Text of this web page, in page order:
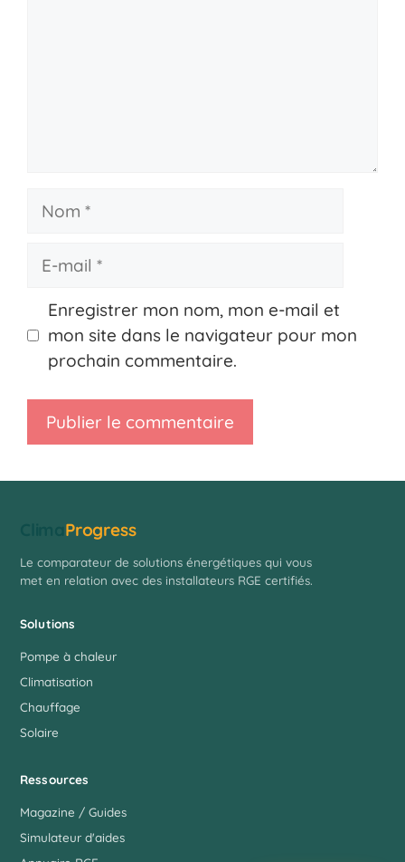
Nom
Enregistrer mon nom, mon e-mail et
mon site dans le navigateur pour mon
prochain commentaire.
Progress
Le comparateur de solutions énergétiques qui vous
met en relation avec des installateurs RGE certifiés.
Solutions
Pompe à chaleur
Climatisation
Chauffage
Solaire
Ressources
Magazine / Guides
Simulateur d'aides